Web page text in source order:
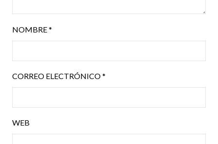
NOMBRE*
CORREO ELECTRÓNICO*
WEB